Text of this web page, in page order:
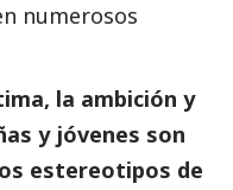
numerosos
la ambición y
y jóvenes son
estereotipos de